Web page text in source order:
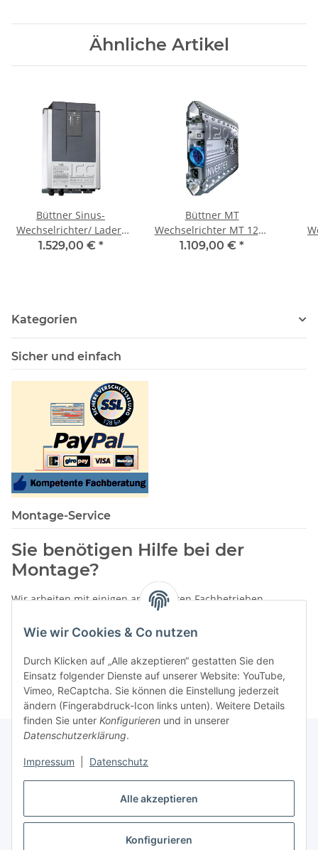
Alle akzeptieren
Konfigurieren
Wie wir Cookies & Co nutzen
Durch Klicken auf „Alle akzeptieren“ gestatten Sie den
Einsatz folgender Dienste auf unserer Website: YouTube,
Vimeo, ReCaptcha. Sie können die Einstellung jederzeit
ändern (Fingerabdruck-Icon links unten). Weitere Details
finden Sie unter Konfigurieren und in unserer
Datenschutzerklärung.
Impressum Datenschutz
Ähnliche Artikel
Büttner Sinus-
Wechselrichter/ Lader-
Kombi ICC 1600 Si-N/
1.529,00 € *
Büttner MT
Wechselrichter MT 1200
SI, 12V
1.109,00 € *
Kategorien
Sicher und einfach
Montage-Service
Sie benötigen Hilfe bei der
Montage?
Wir arbeiten mit einigen anerkannten Fachbetrieben
Rufen Sie uns einfach an:
oder schreiben Sie uns eine eMail!
Gesetzliche Informationen